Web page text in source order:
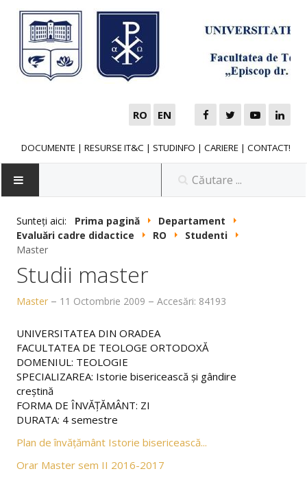
RO EN
DOCUMENTE | RESURSE IT&C | STUDINFO | CARIERE | CONTACT!
NOUTĂȚI
FACULTATE
Conducerea facultății
Decan
Director de departament
Consiliul facultății
Consiliul departamentului
Sunteți aici: Prima pagină
Departament
Evaluări cadre didactice
RO
Studenti
Master
Studii master
Master 11 Octombrie 2009 Accesări: 84193
UNIVERSITATEA DIN ORADEA
FACULTATEA DE TEOLOGE ORTODOXĂ
DOMENIUL: TEOLOGIE
SPECIALIZAREA: Istorie bisericească şi gândire
creştină
FORMA DE ÎNVĂŢĂMÂNT: ZI
DURATA: 4 semestre
Plan de învățământ Istorie bisericească...
Orar Master sem II 2016-2017